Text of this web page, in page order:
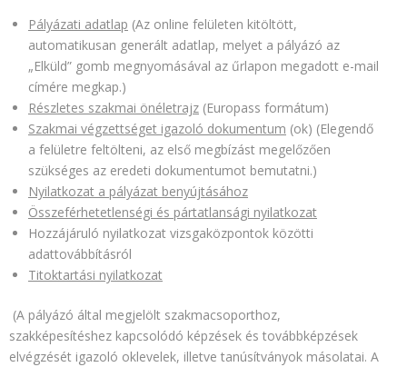
Pályázati adatlap (Az online felületen kitöltött,
automatikusan generált adatlap, melyet a pályázó az
„Elküld” gomb megnyomásával az űrlapon megadott e-mail
címére megkap.)
Részletes szakmai önéletrajz (Europass formátum)
Szakmai végzettséget igazoló dokumentum (ok) (Elegendő
a felületre feltölteni, az első megbízást megelőzően
szükséges az eredeti dokumentumot bemutatni.)
Nyilatkozat a pályázat benyújtásához
Összeférhetetlenségi és pártatlansági nyilatkozat
Hozzájáruló nyilatkozat vizsgaközpontok közötti
adattovábbításról
Titoktartási nyilatkozat
(A pályázó által megjelölt szakmacsoporthoz,
szakképesítéshez kapcsolódó képzések és továbbképzések
elvégzését igazoló oklevelek, illetve tanúsítványok másolatai. A